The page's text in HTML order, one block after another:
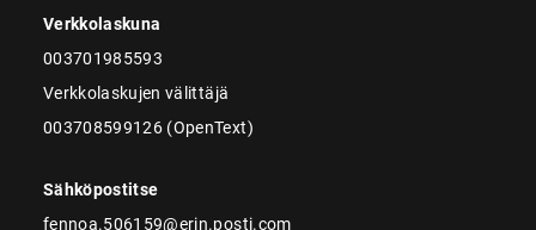
Verkkolaskuna
003701985593
Verkkolaskujen välittäjä
003708599126 (OpenText)
Sähköpostitse
fennoa.506159@erin.posti.com